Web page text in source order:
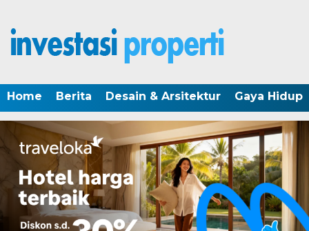
Home Berita Desain & Arsitektur Gaya Hidup